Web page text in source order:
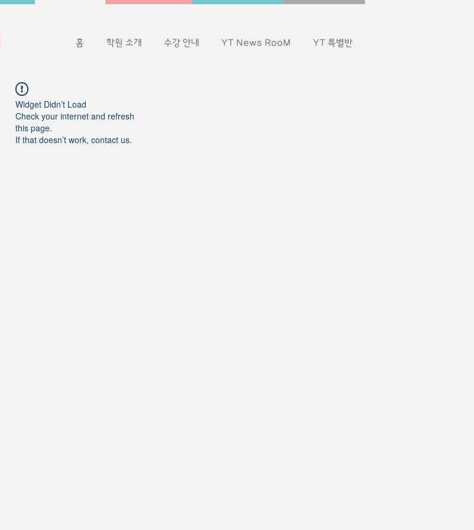
홈 학원 소개 수강 안내 YT News RooM YT 특별반
Widget Didn’t Load
Check your internet and refresh
this page.
If that doesn’t work, contact us.